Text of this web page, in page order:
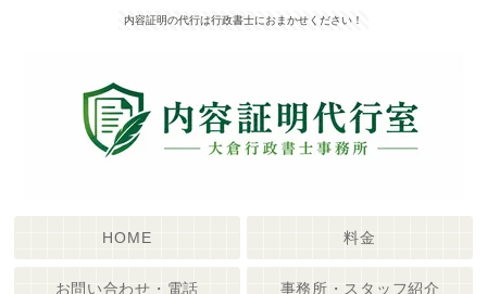
内容証明の代行は行政書士におまかせください！
HOME 料金
お問い合わせ・電話 事務所・スタッフ紹介